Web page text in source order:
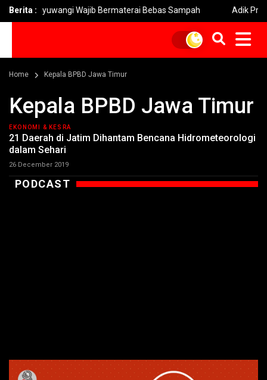
Berita :Wajib Bermaterai Bebas Sampah Adik Prabowo
Home Kepala BPBD Jawa Timur
Kepala BPBD Jawa Timur
EKONOMI & KESRA
21 Daerah di Jatim Dihantam Bencana Hidrometeorologi
dalam Sehari
26 December 2019
PODCAST